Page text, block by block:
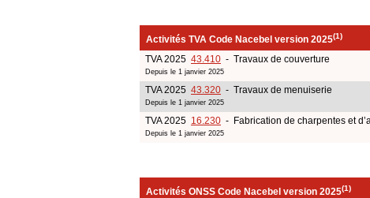
Activités TVA Code Nacebel version 2025(1)
TVA 2025 43.410 - Travaux de couverture
Depuis le 1 janvier 2025
TVA 2025 43.320 - Travaux de menuiserie
Depuis le 1 janvier 2025
TVA 2025 16.230 - Fabrication de charpentes et
Depuis le 1 janvier 2025
Activités ONSS Code Nacebel version 2025(1)